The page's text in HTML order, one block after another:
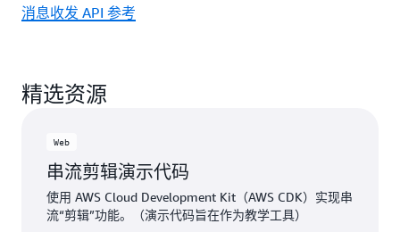
消息收发 API 参考
精选资源
Web
串流剪辑演示代码
使用 AWS Cloud Development Kit（AWS CDK）实现串
流“剪辑”功能。（演示代码旨在作为教学工具）